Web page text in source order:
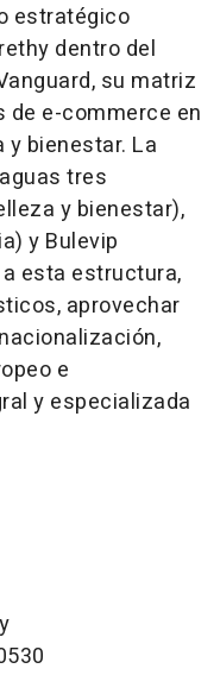
estratégico
dentro del
su matriz
e-commerce en
bienestar. La
tres
y bienestar),
y Bulevip
esta estructura,
aprovechar
e
y especializada